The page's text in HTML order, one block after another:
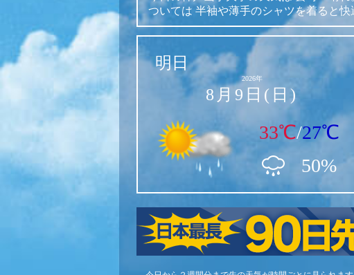
ついては 半袖や薄手のシャツを着ると快
明日
2026年
8月9日(日)
33℃/27℃
50%